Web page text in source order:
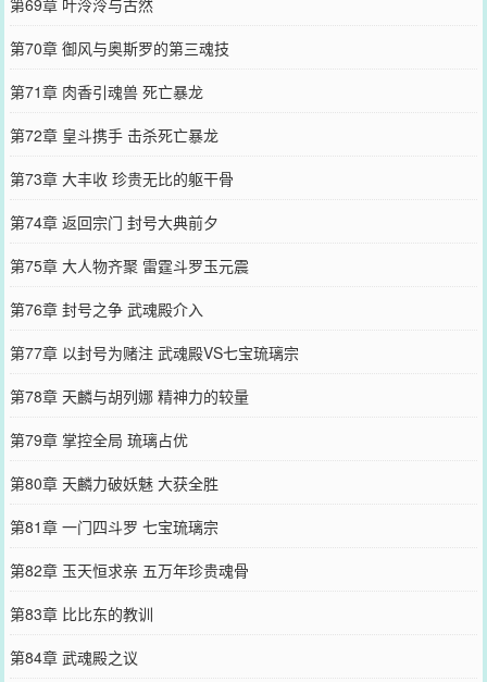
第70章 御风与奥斯罗的第三魂技
第71章 肉香引魂兽 死亡暴龙
第72章 皇斗携手 击杀死亡暴龙
第73章 大丰收 珍贵无比的躯干骨
第74章 返回宗门 封号大典前夕
第75章 大人物齐聚 雷霆斗罗玉元震
第76章 封号之争 武魂殿介入
第77章 以封号为赌注 武魂殿VS七宝琉璃宗
第78章 天麟与胡列娜 精神力的较量
第79章 掌控全局 琉璃占优
第80章 天麟力破妖魅 大获全胜
第81章 一门四斗罗 七宝琉璃宗
第82章 玉天恒求亲 五万年珍贵魂骨
第83章 比比东的教训
第84章 武魂殿之议